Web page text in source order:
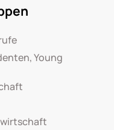
Young